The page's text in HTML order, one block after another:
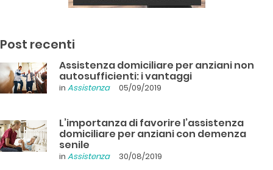
Post recenti
Assistenza domiciliare per anziani non
autosufficienti: i vantaggi
in Assistenza 05/09/2019
L’importanza di favorire l’assistenza
domiciliare per anziani con demenza
senile
in Assistenza 30/08/2019